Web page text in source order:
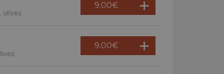
olives
9.00€
9.00€